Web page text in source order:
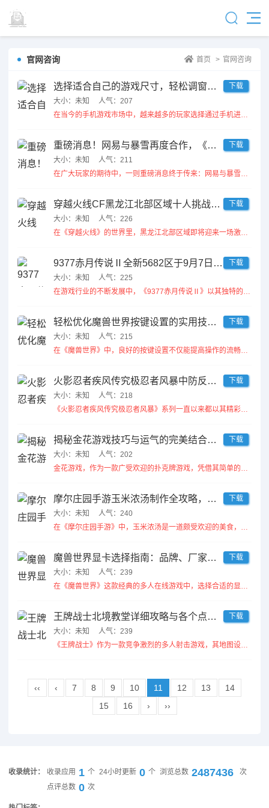
官网咨询 首页 > 官网咨询
选择适合自己的游戏尺寸，轻松调窗发货，畅玩手游五开和互通游戏
大小：未知
人气：207
在当今的手机游戏市场中，越来越多的玩家选择通过手机进行游戏。这不仅因为手机的便利性，还因为游戏体验的多样化。然而，随...
下载
重磅消息！网易与暴雪再度合作，《魔兽争霸》国服即将回归
大小：未知
人气：211
在广大玩家的期待中，一则重磅消息终于传来：网易与暴雪正式宣布再度合作，《魔兽争霸》国服即将回归。这一消息立即引发了玩...
下载
穿越火线CF黑龙江北部区域十人挑战赛欢迎参与任选模式与排位赛
大小：未知
人气：226
在《穿越火线》的世界里，黑龙江北部区域即将迎来一场激情四溢的十人挑战赛。这场比赛不仅是对玩家技术的一次全面检验，也是...
下载
9377赤月传说Ⅱ全新5682区于9月7日精彩公测盛大开启
大小：未知
人气：225
在游戏行业的不断发展中，《9377赤月传说Ⅱ》以其独特的魅力和丰富的玩法受到玩家们的广泛喜爱。近期，开发商正式宣布将...
下载
轻松优化魔兽世界按键设置的实用技巧分享
大小：未知
人气：215
在《魔兽世界》中，良好的按键设置不仅能提高操作的流畅性，还能让玩家在战斗中反应更加迅速。因此，优化按键设置是每个玩家...
下载
火影忍者疾风传究极忍者风暴中防反技巧全面解析与实战攻略
大小：未知
人气：218
《火影忍者疾风传究极忍者风暴》系列一直以来都以其精彩的战斗机制和丰富的角色设定吸引着众多玩家。在这个游戏中，防反技巧...
下载
揭秘金花游戏技巧与运气的完美结合，安卓平台最新攻略分享
大小：未知
人气：202
金花游戏，作为一款广受欢迎的扑克牌游戏，凭借其简单的规则和刺激的玩法吸引了众多玩家。在这款游戏中，技巧与运气的完美结...
下载
摩尔庄园手游玉米浓汤制作全攻略，让你轻松掌握制作技巧
大小：未知
人气：240
在《摩尔庄园手游》中，玉米浓汤是一道颇受欢迎的美食，不仅能够为摩尔们提供丰富的能量，也能够在游戏中增添更多的乐趣。因...
下载
魔兽世界显卡选择指南：品牌、厂家及热门讨论一览
大小：未知
人气：239
在《魔兽世界》这款经典的多人在线游戏中，选择合适的显卡对于游戏体验至关重要。随着游戏画面的不断更新与优化，玩家们对显...
下载
王牌战士北境教堂详细攻略与各个点位制胜战术分析
大小：未知
人气：239
《王牌战士》作为一款竞争激烈的多人射击游戏，其地图设计和战术布局对于游戏的胜负影响至关重要。在众多地图中，北境教堂凭...
下载
‹‹ ‹ 7 8 9 10 11 12 13
14
15
16 › ››
收录统计： 收录应用 1 个 24小时更新 0 个 浏览总数 2487436
次
点评总数 0 次